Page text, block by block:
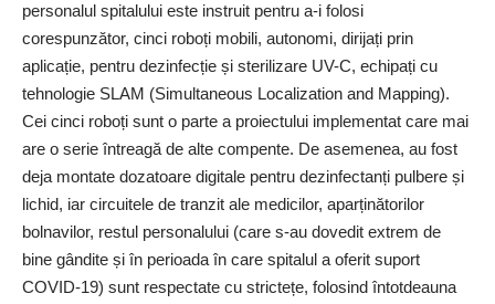
personalul spitalului este instruit pentru a-i folosi
corespunzător, cinci roboți mobili, autonomi, dirijați prin
aplicație, pentru dezinfecție și sterilizare UV-C, echipați cu
tehnologie SLAM (Simultaneous Localization and Mapping).
Cei cinci roboți sunt o parte a proiectului implementat care mai
are o serie întreagă de alte compente. De asemenea, au fost
deja montate dozatoare digitale pentru dezinfectanți pulbere și
lichid, iar circuitele de tranzit ale medicilor, aparținătorilor
bolnavilor, restul personalului (care s-au dovedit extrem de
bine gândite și în perioada în care spitalul a oferit suport
COVID-19) sunt respectate cu strictețe, folosind întotdeauna